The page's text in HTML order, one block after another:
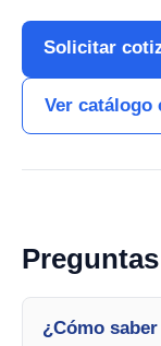
Solicitar
Ver catálogo
¿Cómo